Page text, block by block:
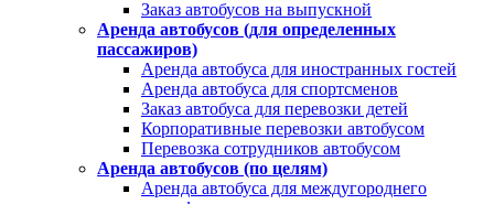
Заказ автобусов на выпускной
Аренда автобусов (для определенных
пассажиров)
Аренда автобуса для иностранных гостей
Аренда автобуса для спортсменов
Заказ автобуса для перевозки детей
Корпоративные перевозки автобусом
Перевозка сотрудников автобусом
Аренда автобусов (по целям)
Аренда автобуса для междугороднего